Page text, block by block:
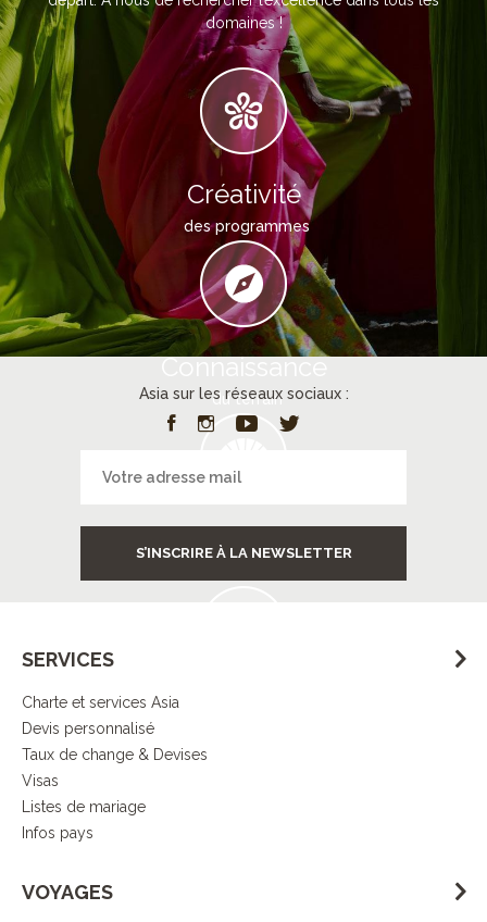
domaines !
Créativité
des programmes
Connaissance
du terrain
Services
Asia sur les réseaux sociaux :
S’INSCRIRE À LA NEWSLETTER
SERVICES
Charte et services Asia
Devis personnalisé
Taux de change & Devises
Visas
Listes de mariage
Infos pays
VOYAGES